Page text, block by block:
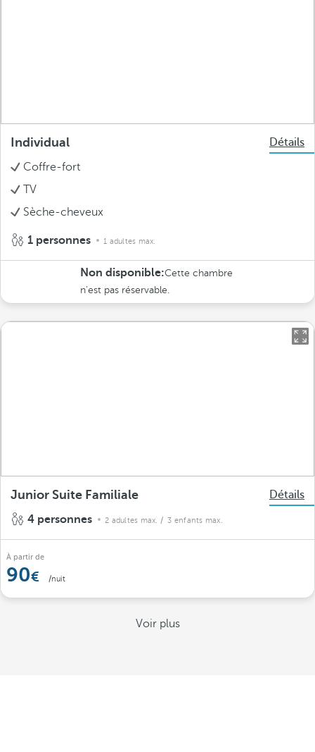
Individual
Détails
Coffre-fort
TV
Sèche-cheveux
1 personnes 1 adultes max.
Non disponible:Cette chambre
n’est pas réservable.
Junior Suite Familiale
Détails
4 personnes
2 adultes max. / 3 enfants max.
À partir de
90 /nuit
Voir plus